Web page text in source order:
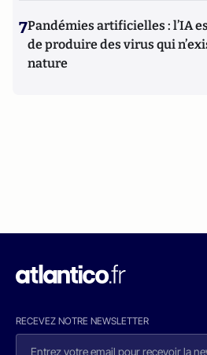
7Pandémies artificielles : l’IA
de produire des virus qui
nature
RECEVEZ NOTRE NEWSLETTER